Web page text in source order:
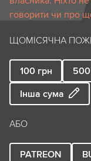
говорити чи про
ЩОМІСЯЧНА
100 грн 500
Інша сума
АБО
PATREON